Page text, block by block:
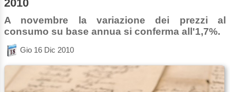
2010
A novembre la variazione dei prezzi al
consumo su base annua si conferma all'1,7%.
Gio 16 Dic 2010